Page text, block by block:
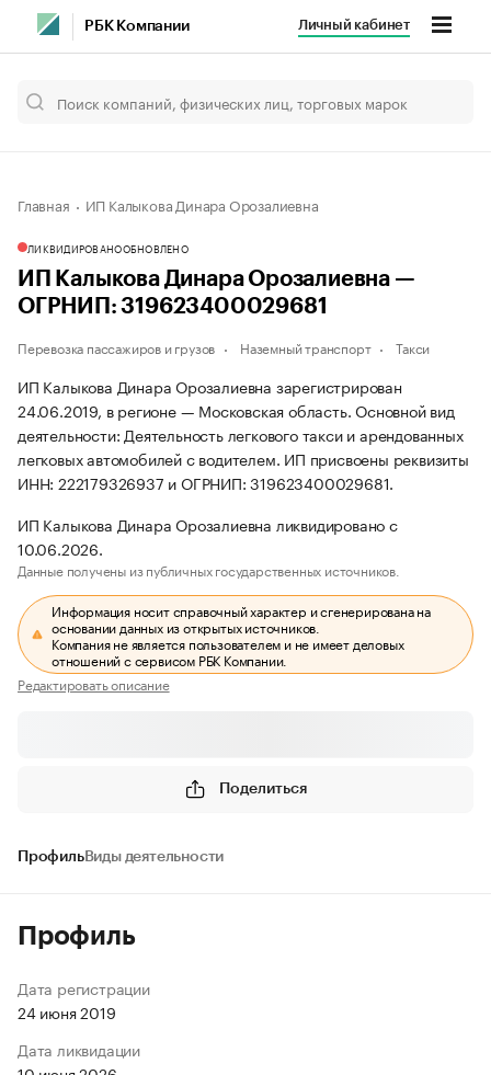
РБК Компании Личный кабинет
Главная ИП Калыкова Динара Орозалиевна
ЛИКВИДИРОВАНООБНОВЛЕНО
ИП Калыкова Динара Орозалиевна —
ОГРНИП: 319623400029681
Перевозка пассажиров и грузов Наземный транспорт Такси
ИП Калыкова Динара Орозалиевна зарегистрирован
24.06.2019, в регионе — Московская область. Основной вид
деятельности: Деятельность легкового такси и арендованных
легковых автомобилей с водителем. ИП присвоены реквизиты
ИНН: 222179326937 и ОГРНИП: 319623400029681.
ИП Калыкова Динара Орозалиевна ликвидировано с
10.06.2026.
Данные получены из публичных государственных источников.
Информация носит справочный характер и сгенерирована на
основании данных из открытых источников.
Компания не является пользователем и не имеет деловых
отношений с сервисом РБК Компании.
Редактировать описание
Поделиться
ПрофильВиды деятельности
Профиль
Дата регистрации
24 июня 2019
Дата ликвидации